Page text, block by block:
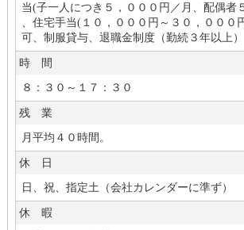
当(子一人につき５，０００円／月、配偶者
、住宅手当( １０，０００円～３０，０００
可、制服貸与、退職金制度（勤続３年以上）
時 間
８：３０～１７：３０
残 業
月平均４０時間。
休 日
日、祝、指定土（会社カレンダーに準ず）
休 暇